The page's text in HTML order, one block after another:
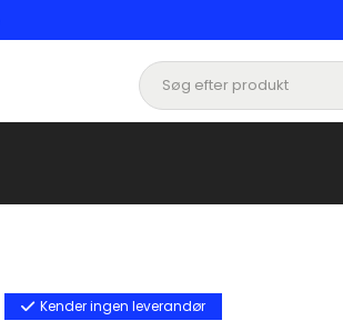
Kender ingen leverandør